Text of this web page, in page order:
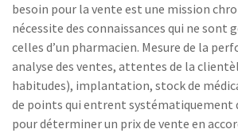
besoin pour la vente est une mission
nécessite des connaissances qui ne sont
celles d’un pharmacien. Mesure de la
analyse des ventes, attentes de la
habitudes), implantation, stock de
de points qui entrent systématiquement
pour déterminer un prix de vente en